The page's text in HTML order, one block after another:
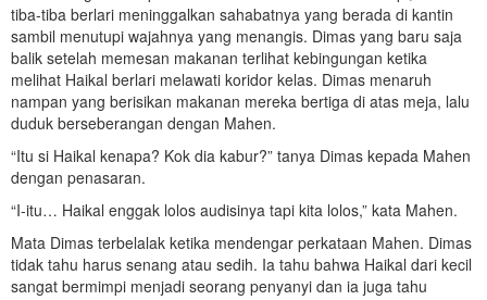
tiba-tiba berlari meninggalkan sahabatnya yang berada di kantin
sambil menutupi wajahnya yang menangis. Dimas yang baru saja
balik setelah memesan makanan terlihat kebingungan ketika
melihat Haikal berlari melawati koridor kelas. Dimas menaruh
nampan yang berisikan makanan mereka bertiga di atas meja, lalu
duduk berseberangan dengan Mahen.
“Itu si Haikal kenapa? Kok dia kabur?” tanya Dimas kepada Mahen
dengan penasaran.
“I-itu… Haikal enggak lolos audisinya tapi kita lolos,” kata Mahen.
Mata Dimas terbelalak ketika mendengar perkataan Mahen. Dimas
tidak tahu harus senang atau sedih. Ia tahu bahwa Haikal dari kecil
sangat bermimpi menjadi seorang penyanyi dan ia juga tahu